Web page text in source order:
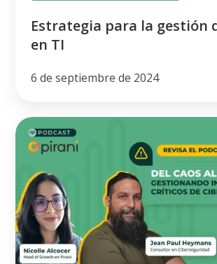
Estrategia para la gestión
en TI
6 de septiembre de 2024
Cómo
gestionar
críticos
de
ciberseguridad